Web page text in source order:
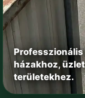
házakhoz,
területekhez.